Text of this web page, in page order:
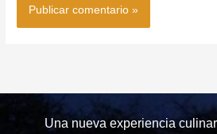
Una nueva experiencia